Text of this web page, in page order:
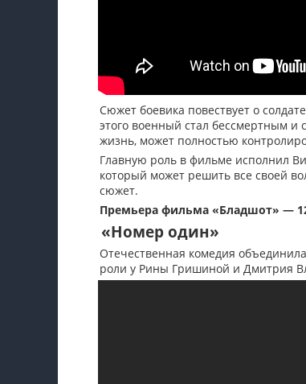
Сюжет боевика повествует о
этого военный стал бессмертным и
жизнь, может полностью
Главную роль в фильме исполнил
который может решить все своей
сюжет.
Премьера фильма «Бладшот» —
«Номер один»
Отечественная комедия
роли у Рины Гришиной и Дмитрия